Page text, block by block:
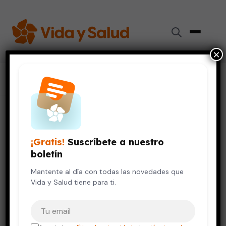
Colaboradores
Doctor
Angiología Cirugía
TÍTULOS ACADÉMICOS
Angiología y Cirugía Vascular
¡Gratis! Suscríbete a nuestro
boletín
Mantente al día con todas las novedades que
Vida y Salud tiene para ti.
×